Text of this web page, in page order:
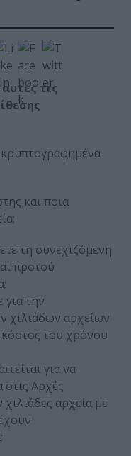
τις
κρυπτογραφημένα
και ποια
τη συνεχιζόμενη
προτού
για την
χιλιάδων αρχείων
κόστος του χρόνου
για να
στις Αρχές
αρχεία με